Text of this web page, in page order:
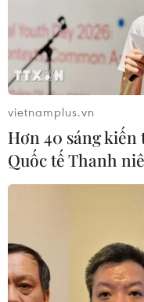
02/09/2015 03:08
Theo Trưởng Ban
đổi mới, ứng dụng
vietnamplus.vn
Hơn 40 sáng
Quốc tế Thanh